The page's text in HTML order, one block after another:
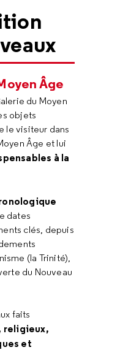
Âge
du Moyen
objets
le visiteur dans
Âge et lui
à la
dates
clés, depuis
(la Trinité),
du Nouveau
faits
religieux,
et